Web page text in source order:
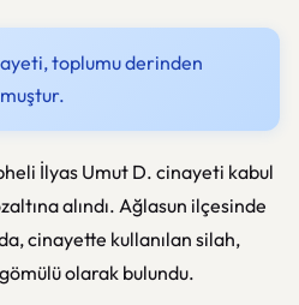
toplumu derinden
İlyas Umut D. cinayeti kabul
alındı. Ağlasun ilçesinde
cinayette kullanılan silah,
olarak bulundu.